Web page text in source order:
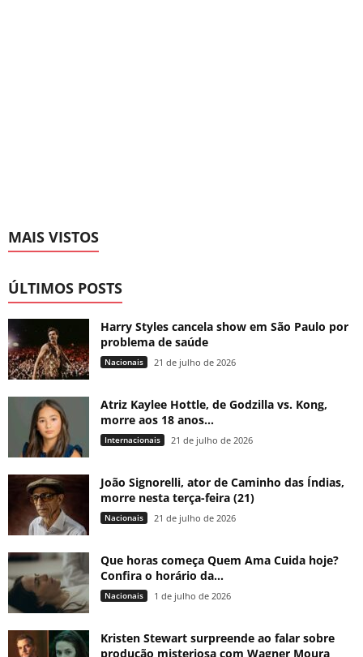
MAIS VISTOS
ÚLTIMOS POSTS
Harry Styles cancela show em São Paulo por
problema de saúde
Nacionais 21 de julho de 2026
Atriz Kaylee Hottle, de Godzilla vs. Kong,
morre aos 18 anos...
Internacionais 21 de julho de 2026
João Signorelli, ator de Caminho das Índias,
morre nesta terça-feira (21)
Nacionais 21 de julho de 2026
Que horas começa Quem Ama Cuida hoje?
Confira o horário da...
Nacionais 1 de julho de 2026
Kristen Stewart surpreende ao falar sobre
produção misteriosa com Wagner Moura